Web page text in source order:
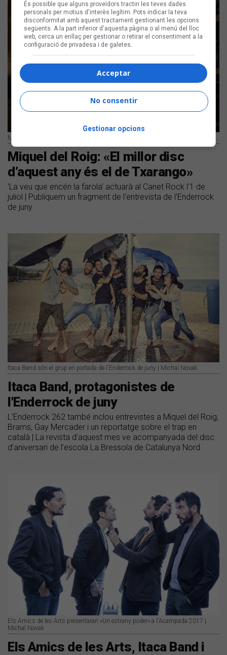
Miquel del Roig | Juan Miguel Morales
Miquel del Roig: «El millor disc
d’aquest any és el de Txarango»
'La veu que encén la farola' actuarà al Canet Rock l'1 de
juliol | Publiquem un fragment de l'entrevista de l'Enderrock
de juny
Itaca Band són el grup en portada de l'Enderrock de juny | Michal Novak
Itaca Band, protagonistes de
l'Enderrock de juny
L’Enderrock 262 també inclou entrevistes a Miquel del Roig,
Brams, Gay Mercader i un reportatge sobre el trap en
català | La revista d’aquest mes ve acompanyada del disc
d’aniversari de l’escola La Bressola de Catalunya Nord
Els Amics de les Arts presentaran «Un estrany poder» a l'Acampada 2017 |
Michal Novak
Els Amics de les Arts, Itaca Band i
És possible que alguns proveïdors tractin les teves dades
personals per motius d'interès legítim. Pots indicar la teva
disconformitat amb aquest tractament gestionant les opcions
següents. A la part inferior d'aquesta pàgina o al menú del lloc
web, cerca un enllaç per gestionar o retirar el consentiment a la
configuració de privadesa i de galetes.
Acceptar
No consentir
Gestionar opcions